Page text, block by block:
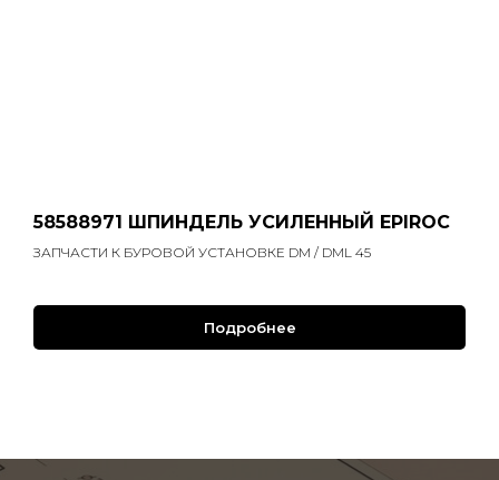
58588971 ШПИНДЕЛЬ УСИЛЕННЫЙ EPIROC
ЗАПЧАСТИ К БУРОВОЙ УСТАНОВКЕ DM / DML 45
Подробнее